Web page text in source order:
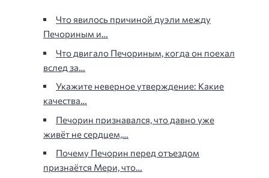
Что явилось причиной дуэли между
Печориным и…
Что двигало Печориным, когда он поехал
вслед за…
Укажите неверное утверждение: Какие
качества…
Печорин признавался, что давно уже
живёт не сердцем,…
Почему Печорин перед отъездом
признаётся Мери, что…